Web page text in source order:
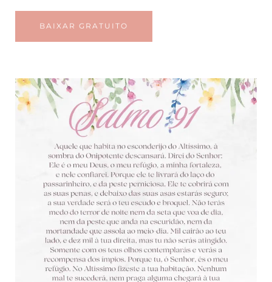
BAIXAR GRATUITO